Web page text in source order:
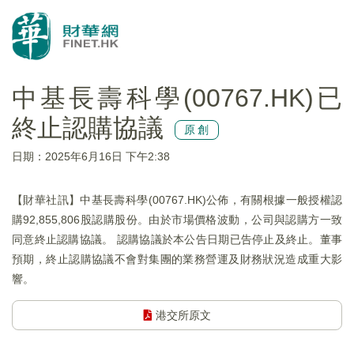
中基長壽科學(00767.HK)已
終止認購協議
原創
日期：2025年6月16日 下午2:38
【財華社訊】中基長壽科學(00767.HK)公佈，有關根據一般授權認
購92,855,806股認購股份。由於市場價格波動，公司與認購方一致
同意終止認購協議。 認購協議於本公告日期已告停止及終止。董事
預期，終止認購協議不會對集團的業務營運及財務狀況造成重大影
響。
港交所原文